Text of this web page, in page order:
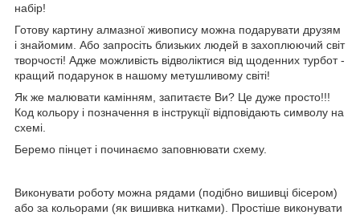
набір!
Готову картину алмазної живопису можна подарувати друзям
і знайомим. Або запросіть близьких людей в захоплюючий світ
творчості! Адже можливість відволіктися від щоденних турбот -
кращий подарунок в нашому метушливому світі!
Як же малювати камінням, запитаєте Ви? Це дуже просто!!!
Код кольору і позначення в інструкції відповідають символу на
схемі.
Беремо пінцет і починаємо заповнювати схему.
Виконувати роботу можна рядами (подібно вишивці бісером)
або за кольорами (як вишивка нитками). Простіше виконувати